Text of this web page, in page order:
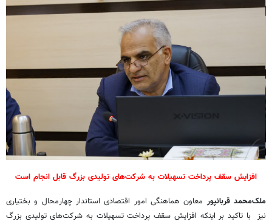
افزایش سقف پرداخت تسهیلات به شرکت‌های تولیدی بزرگ قابل انجام است
ملک‌محمد قربانپور معاون هماهنگی امور اقتصادی استاندار چهارمحال و بختیاری
نیز با تاکید بر اینکه افزایش سقف پرداخت تسهیلات به شرکت‌های تولیدی بزرگ